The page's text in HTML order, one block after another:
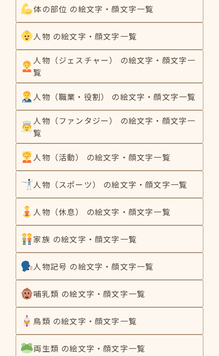
体の部位 の絵文字・顔文字一覧
人物 の絵文字・顔文字一覧
人物（ジェスチャー） の絵文字・顔文字一
覧
人物（職業・役割） の絵文字・顔文字一覧
人物（ファンタジー） の絵文字・顔文字一
覧
人物（活動） の絵文字・顔文字一覧
人物（スポーツ） の絵文字・顔文字一覧
人物（休息） の絵文字・顔文字一覧
家族 の絵文字・顔文字一覧
人物記号 の絵文字・顔文字一覧
哺乳類 の絵文字・顔文字一覧
鳥類 の絵文字・顔文字一覧
両生類 の絵文字・顔文字一覧